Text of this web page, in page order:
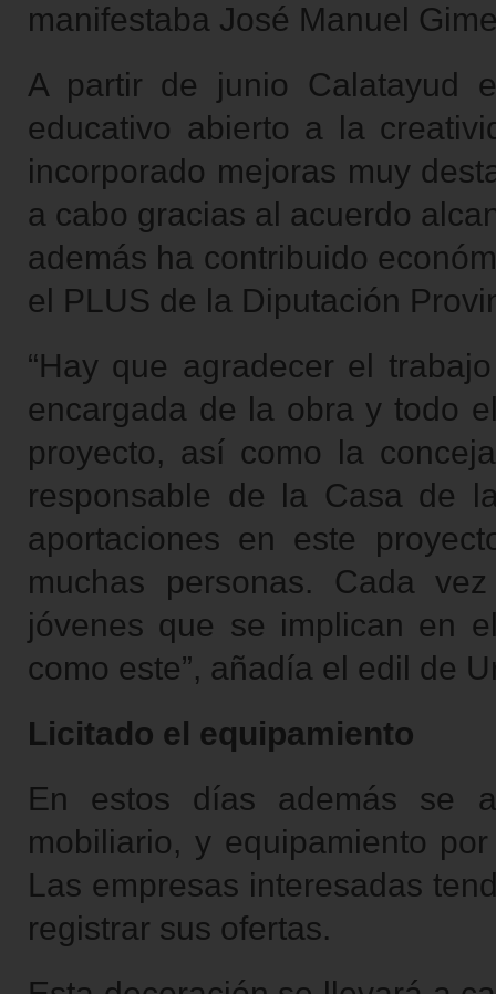
manifestaba José Manuel
A partir de junio Calatayud
educativo abierto a la
incorporado mejoras muy
a cabo gracias al acuerdo
además ha contribuido
el PLUS de la Diputación
“Hay que agradecer el
encargada de la obra y todo
proyecto, así como la
responsable de la Casa de
aportaciones en este
muchas personas. Cada
jóvenes que se implican en
como este”, añadía el edil de
Licitado el equipamiento
En estos días además se
mobiliario, y equipamiento
Las empresas interesadas
registrar sus ofertas.